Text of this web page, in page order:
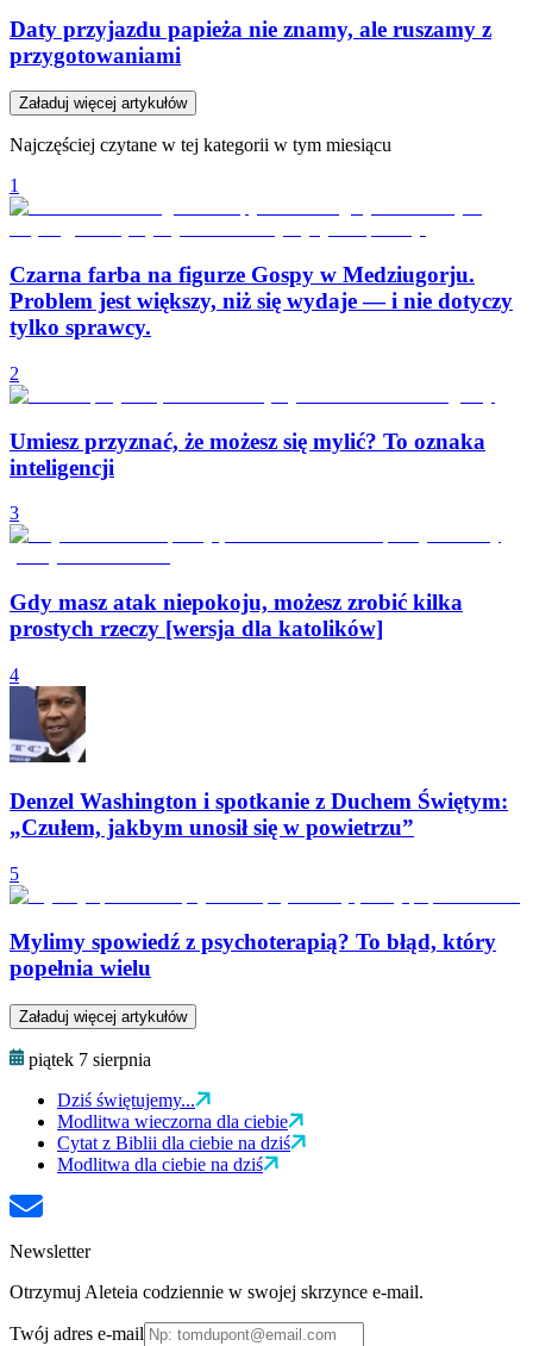
Daty przyjazdu papieża nie znamy, ale ruszamy z
przygotowaniami
Załaduj więcej artykułów
Najczęściej czytane w tej kategorii w tym miesiącu
1
Czarna farba na figurze Gospy w Medziugorju.
Problem jest większy, niż się wydaje — i nie dotyczy
tylko sprawcy.
2
Umiesz przyznać, że możesz się mylić? To oznaka
inteligencji
3
Gdy masz atak niepokoju, możesz zrobić kilka
prostych rzeczy [wersja dla katolików]
4
Denzel Washington i spotkanie z Duchem Świętym:
„Czułem, jakbym unosił się w powietrzu”
5
Mylimy spowiedź z psychoterapią? To błąd, który
popełnia wielu
Załaduj więcej artykułów
piątek 7 sierpnia
Dziś świętujemy...
Modlitwa wieczorna dla ciebie
Cytat z Biblii dla ciebie na dziś
Modlitwa dla ciebie na dziś
Newsletter
Otrzymuj Aleteia codziennie w swojej skrzynce e-mail.
Twój adres e-mail